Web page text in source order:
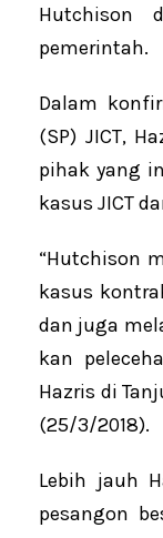
Hutchison
pemerintah.
Dalam
(SP) JICT,
pihak yang
kasus JICT
“Hutchison
kasus
dan juga
kan
Hazris di
(25/3/2018).
Lebih jauh
pesangon